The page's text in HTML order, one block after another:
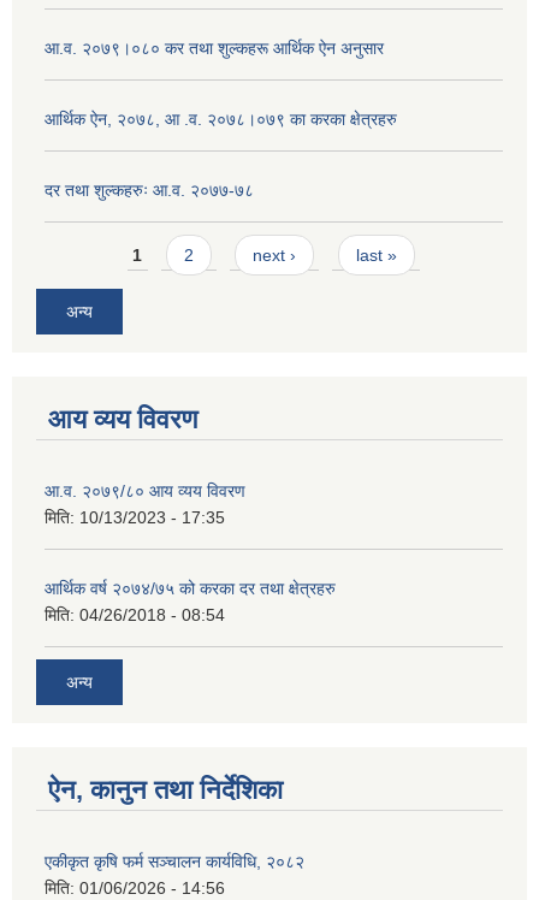
आ.व. २०७९।०८० कर तथा शुल्कहरू आर्थिक ऐन अनुसार
आर्थिक ऐन, २०७८, आ .व. २०७८।०७९ का करका क्षेत्रहरु
दर तथा शुल्कहरुः आ.व. २०७७-७८
Pages1 2 next › last »
अन्य
आय व्यय विवरण
आ.व. २०७९/८० आय व्यय विवरण
मिति: 10/13/2023 - 17:35
आर्थिक वर्ष २०७४/७५ को करका दर तथा क्षेत्रहरु
मिति: 04/26/2018 - 08:54
अन्य
ऐन, कानुन तथा निर्देशिका
एकीकृत कृषि फर्म सञ्चालन कार्यविधि, २०८२
मिति: 01/06/2026 - 14:56